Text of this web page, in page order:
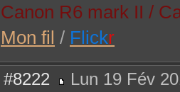
Canon R6 mark II /
Mon fil / Flickr
#8222 Lun 19 Fév